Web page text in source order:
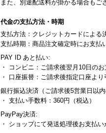
また、別途配送料が掛かる場合も
代金の支払方法・時期
支払方法：クレジットカードによる
支払時期：商品注文確定時にお支払
PAY ID あと払い:
・ コンビニ：ご請求後翌月10日の
・ 口座振替：ご請求後指定口座よ
銀行振込決済（ご請求後5営業日以
・ 支払い手数料：360円（税込）
PayPay決済:
・ ショップにて発送処理後お支払